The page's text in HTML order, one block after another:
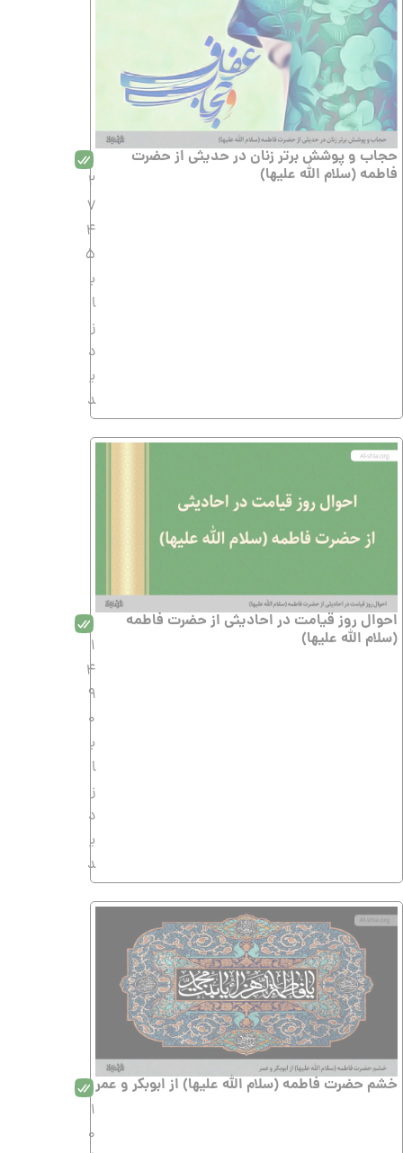
حجاب و پوشش برتر زنان در حدیثی از حضرت
فاطمه (سلام الله علیها)
2
7
4
5
ب
ا
ز
د
ی
د
احوال روز قیامت در احادیثی از حضرت فاطمه
(سلام الله علیها)
1
4
9
0
ب
ا
ز
د
ی
د
خشم حضرت فاطمه (سلام الله علیها) از ابوبکر و عمر
1
0